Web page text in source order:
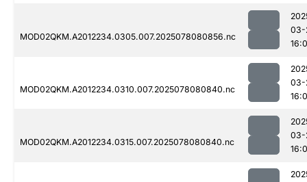
MOD02QKM.A2012234.0305.007.2025078080856.nc
03-
MOD02QKM.A2012234.0310.007.2025078080840.nc
03-
MOD02QKM.A2012234.0315.007.2025078080840.nc
03-